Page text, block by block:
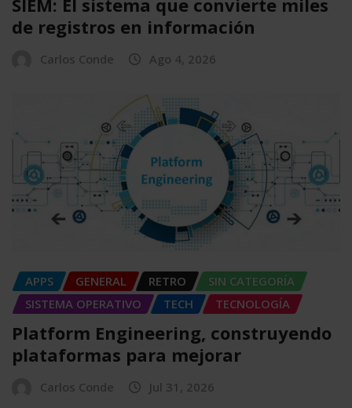
SIEM: El sistema que convierte miles
de registros en información
Carlos Conde Ago 4, 2026
APPS GENERAL RETRO
SIN CATEGORÍA
SISTEMA OPERATIVO
TECH TECNOLOGÍA
Platform Engineering, construyendo
plataformas para mejorar
Carlos Conde Jul 31, 2026